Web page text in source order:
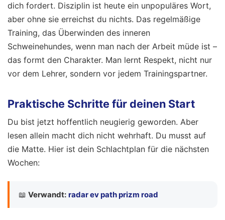
dich fordert. Disziplin ist heute ein unpopuläres Wort,
aber ohne sie erreichst du nichts. Das regelmäßige
Training, das Überwinden des inneren
Schweinehundes, wenn man nach der Arbeit müde ist –
das formt den Charakter. Man lernt Respekt, nicht nur
vor dem Lehrer, sondern vor jedem Trainingspartner.
Praktische Schritte für deinen Start
Du bist jetzt hoffentlich neugierig geworden. Aber
lesen allein macht dich nicht wehrhaft. Du musst auf
die Matte. Hier ist dein Schlachtplan für die nächsten
Wochen:
📖 Verwandt: radar ev path prizm road